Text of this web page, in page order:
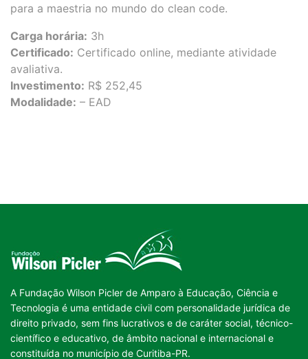
para a maestria no mundo do clean code.
Carga horária: 3h
Certificado: Certificado online, mediante atividade
avaliativa.
Investimento: R$ 252,45
Modalidade: – EAD
A Fundação Wilson Picler de Amparo à Educação, Ciência e
Tecnologia é uma entidade civil com personalidade jurídica de
direito privado, sem fins lucrativos e de caráter social, técnico-
científico e educativo, de âmbito nacional e internacional e
constituída no município de Curitiba-PR.